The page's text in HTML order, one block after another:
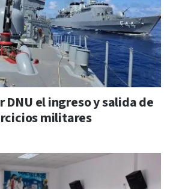
el ingreso y salida de
militares